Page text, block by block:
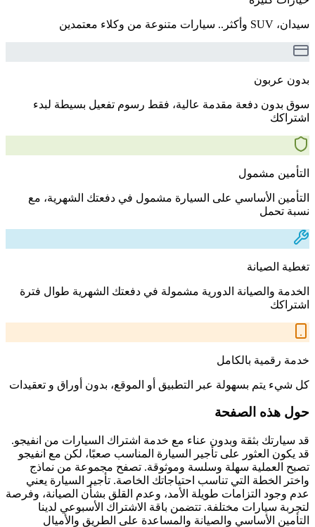
سيدان، SUV وأكثر.. سيارات متنوعة من وكلاء معتمدين
بدون عربون
سوق بدون دفعة مقدمة عالية، فقط رسوم تفعيل بسيطة لبدء
اشتراكك
التأمين مشمول
التأمين الأساسي على السيارة مشمول في دفعتك الشهرية، مع
نسبة تحمل
تغطية الصيانة
الخدمة والصيانة الدورية مشمولة في دفعتك الشهرية طوال فترة
اشتراكك
خدمة رقمية بالكامل
كل شيء يتم بسهولة عبر التطبيق أو الموقع، بدون أوراق و تعقيدات
حول هذه الصفحة
قد سيارتك بثقة وبدون عناء مع خدمة اشتراك السيارات من انفيجو.
قد يكون العثور على تأجير السيارة المناسب صعبًا، لكن مع انفيجو
تصبح العملية سهلة وسلسة وموثوقة. تصفح مجموعة من نماذج
واختر الخطة التي تناسب احتياجاتك الخاصة. تأجير السيارة يعني
عدم وجود التزامات طويلة الأمد، وعدم القلق بشأن الصيانة، وفرصة
لتجربة سيارات مختلفة. تتضمن باقة الاشتراك الأسبوعي لدينا
التأمين الأساسي والصيانة والمساعدة على الطريق والأميال